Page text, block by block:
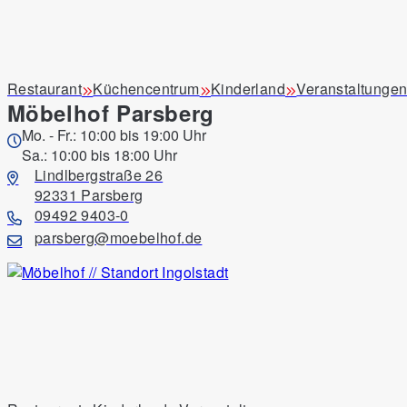
Restaurant Küchencentrum Kinderland Veranstaltungen
Möbelhof Parsberg
Mo. - Fr.: 10:00 bis 19:00 Uhr
Sa.: 10:00 bis 18:00 Uhr
Lindlbergstraße 26
92331 Parsberg
09492 9403-0
parsberg@moebelhof.de